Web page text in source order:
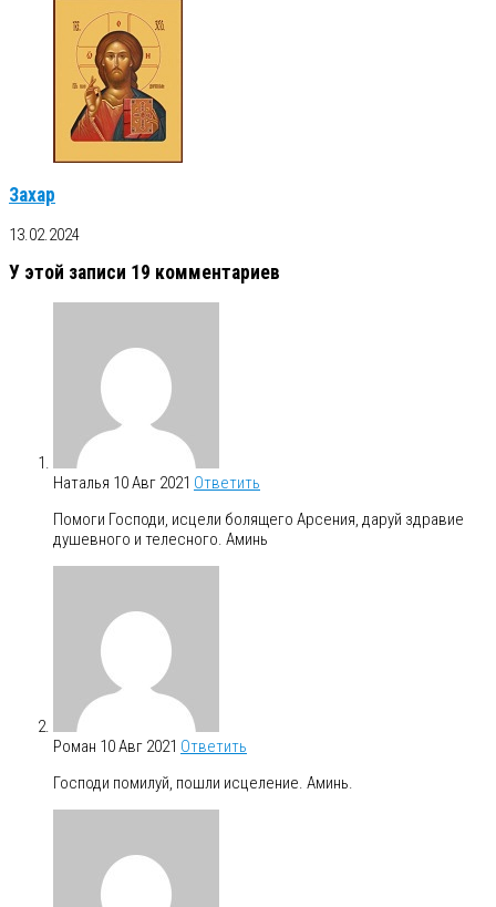
Захар
13.02.2024
У этой записи 19 комментариев
Наталья 10 Авг 2021 Ответить
Помоги Господи, исцели болящего Арсения, даруй здравие
душевного и телесного. Аминь
Роман 10 Авг 2021 Ответить
Господи помилуй, пошли исцеление. Аминь.